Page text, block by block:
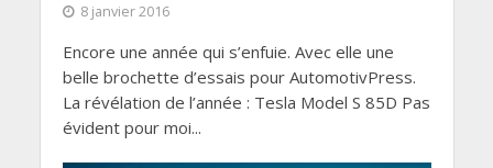
8 janvier 2016
Encore une année qui s’enfuie. Avec elle une
belle brochette d’essais pour AutomotivPress.
La révélation de l’année : Tesla Model S 85D Pas
évident pour moi...